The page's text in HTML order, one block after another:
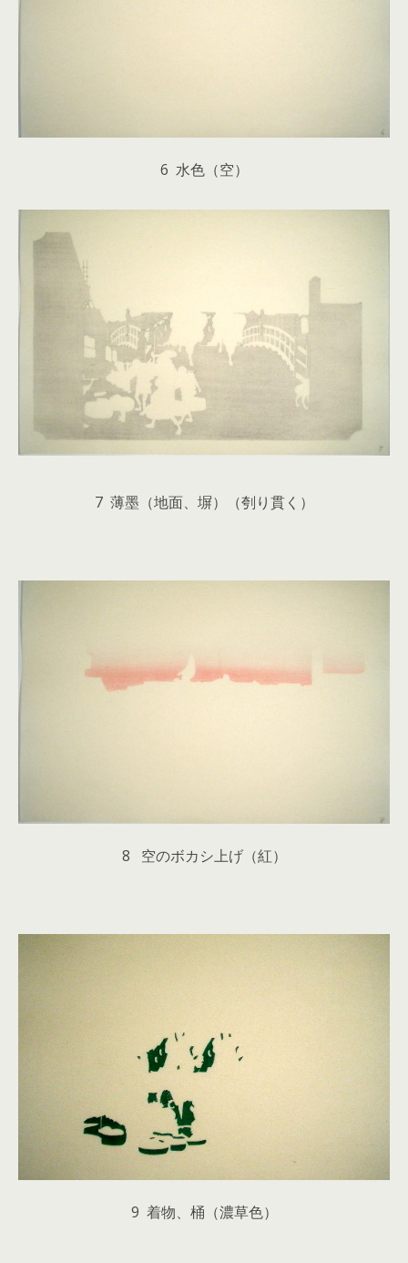
6 水色（空）
7 薄墨（地面、塀）（刳り貫く）
8 空のボカシ上げ（紅）
9 着物、桶（濃草色）